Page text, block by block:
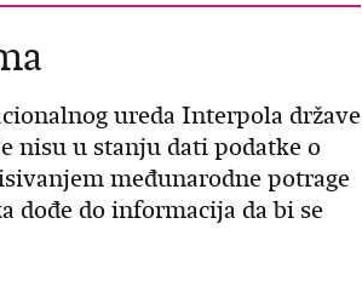
ureda Interpola države
nisu u stanju dati podatke o
međunarodne potrage
dođe do informacija da bi se